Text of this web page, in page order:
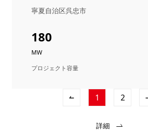
寧夏自治区呉忠市
180
MW
プロジェクト容量
1 2
詳細